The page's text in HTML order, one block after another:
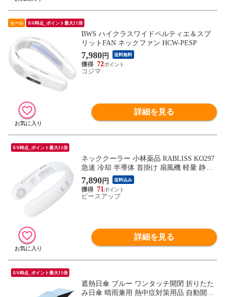
セール 8/6時点_ポイント最大11倍
BWS ハイクラスワイドペルティエ＆スプ
リットFAN ネックファン HCW-PESP
7,980円 送料無料
72
コジマ
詳細を見る
8/6時点_ポイント最大11倍
ネッククーラー 小林薬品 RABLISS KO297
急速 冷却 半導体 首掛け 扇風機 軽量 静音
通勤 作業 熱中症対策 冷感 首掛けファン
ポータブルファン
7,890円 送料込み
71
ピースアップ
詳細を見る
8/6時点_ポイント最大11倍
遮熱日傘 ブルー ワンタッチ開閉 折りたた
み日傘 晴雨兼用 熱中症対策用品 自動開閉